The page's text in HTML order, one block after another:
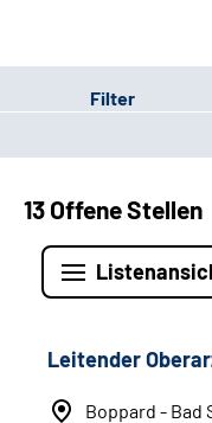
Filter
13 Offene Stellen
Leitender
Boppard - Bad